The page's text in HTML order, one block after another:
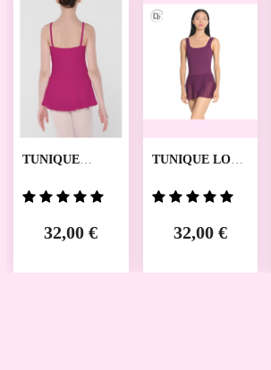
TUNIQUE
WEAR MOI
32,00 €
TUNIQUE LOLA
32,00 €